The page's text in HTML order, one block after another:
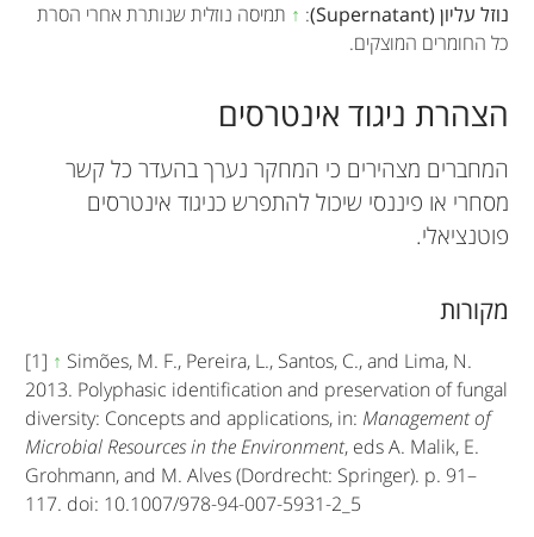
נוזל עליון (Supernatant)
:
↑ תמיסה נוזלית שנותרת אחרי הסרת
כל החומרים המוצקים.
הצהרת ניגוד אינטרסים
המחברים מצהירים כי המחקר נערך בהעדר כל קשר
מסחרי או פיננסי שיכול להתפרש כניגוד אינטרסים
פוטנציאלי.
מקורות
[1] ↑ Simões, M. F., Pereira, L., Santos, C., and Lima, N.
2013. Polyphasic identification and preservation of fungal
diversity: Concepts and applications, in:Management of
Microbial Resources in the Environment, eds A. Malik, E.
Grohmann, and M. Alves (Dordrecht: Springer). p. 91–
117. doi: 10.1007/978-94-007-5931-2_5